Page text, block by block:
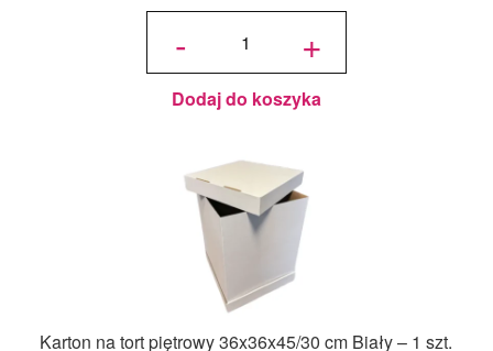
-
ilość
olejowy
Food
Colours -
Zielony
Butelkowy
+
Dodaj do koszyka
Karton na tort piętrowy 36x36x45/30 cm Biały – 1 szt.